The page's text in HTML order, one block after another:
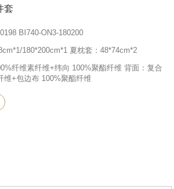
套
BI740-ON3-180200
180*200cm*1 夏枕套：48*74cm*2
纤维素纤维+纬向 100%聚酯纤维 背面：复合
维+包边布 100%聚酯纤维